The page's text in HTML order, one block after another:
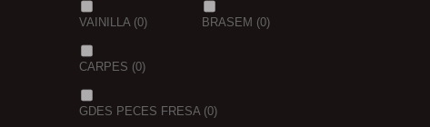
VAINILLA(0) BRASEM (0)
CARPES (0)
GDES PECES FRESA(0)